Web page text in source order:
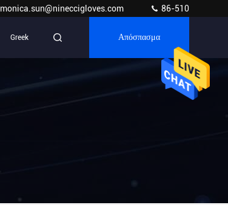
monica.sun@nineccigloves.com 86-510
Greek Απόσπασμα